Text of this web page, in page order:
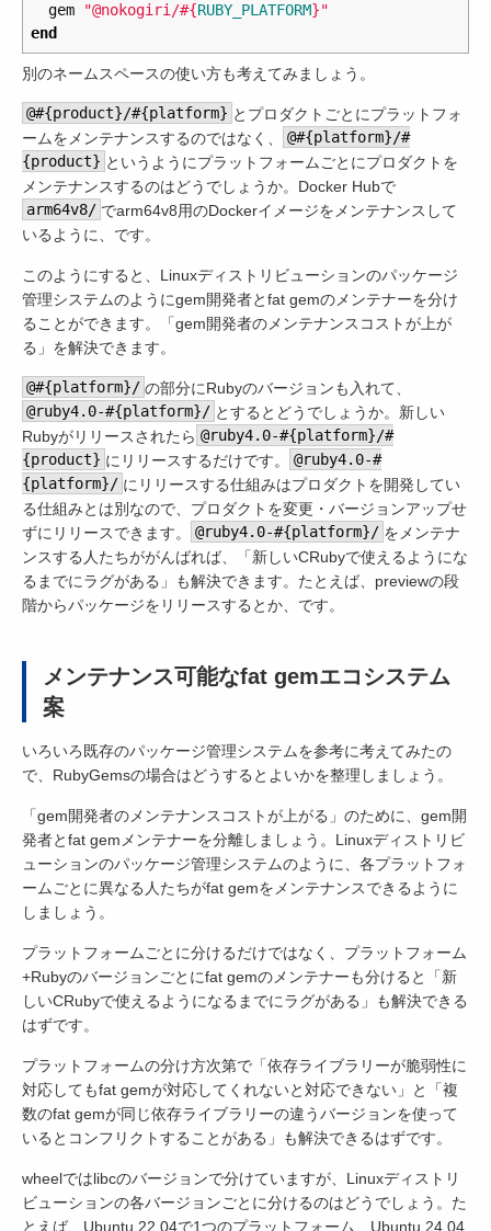
gem "@nokogiri/#{RUBY_PLATFORM}"
end
別のネームスペースの使い方も考えてみましょう。
@#{product}/#{platform} とプロダクトごとにプラットフォ
ームをメンテナンスするのではなく、
@#{platform}/#
{product} というようにプラットフォームごとにプロダクトを
メンテナンスするのはどうでしょうか。Docker Hubで
arm64v8/ でarm64v8用のDockerイメージをメンテナンスして
いるように、です。
このようにすると、Linuxディストリビューションのパッケージ
管理システムのようにgem開発者とfat gemのメンテナーを分け
ることができます。「gem開発者のメンテナンスコストが上が
る」を解決できます。
@#{platform}/ の部分にRubyのバージョンも入れて、
@ruby4.0-#{platform}/ とするとどうでしょうか。新しい
Rubyがリリースされたら @ruby4.0-#{platform}/#
{product} にリリースするだけです。
@ruby4.0-#
{platform}/ にリリースする仕組みはプロダクトを開発してい
る仕組みとは別なので、プロダクトを変更・バージョンアップせ
ずにリリースできます。
@ruby4.0-#{platform}/ をメンテナ
ンスする人たちががんばれば、「新しいCRubyで使えるようにな
るまでにラグがある」も解決できます。たとえば、previewの段
階からパッケージをリリースするとか、です。
メンテナンス可能なfat gemエコシステム
案
いろいろ既存のパッケージ管理システムを参考に考えてみたの
で、RubyGemsの場合はどうするとよいかを整理しましょう。
「gem開発者のメンテナンスコストが上がる」のために、gem開
発者とfat gemメンテナーを分離しましょう。Linuxディストリビ
ューションのパッケージ管理システムのように、各プラットフォ
ームごとに異なる人たちがfat gemをメンテナンスできるように
しましょう。
プラットフォームごとに分けるだけではなく、プラットフォーム
+Rubyのバージョンごとにfat gemのメンテナーも分けると「新
しいCRubyで使えるようになるまでにラグがある」も解決できる
はずです。
プラットフォームの分け方次第で「依存ライブラリーが脆弱性に
対応してもfat gemが対応してくれないと対応できない」と「複
数のfat gemが同じ依存ライブラリーの違うバージョンを使って
いるとコンフリクトすることがある」も解決できるはずです。
wheelではlibcのバージョンで分けていますが、Linuxディストリ
ビューションの各バージョンごとに分けるのはどうでしょう。た
とえば、Ubuntu 22.04で1つのプラットフォーム、Ubuntu 24.04